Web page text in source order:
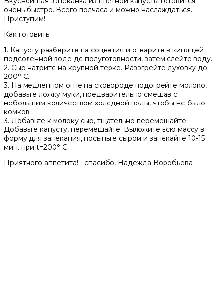
очень быстро. Всего полчаса и можно наслаждаться.
Приступим!
Как готовить:
1. Капусту разберите на соцветия и отварите в кипящей
подсоленной воде до полуготовности, затем слейте воду.
2. Сыр натрите на крупной терке. Разогрейте духовку до
200° С.
3. На медленном огне на сковороде подогрейте молоко,
добавьте ложку муки, предварительно смешав с
небольшим количеством холодной воды, чтобы не было
комков.
3. Добавьте к молоку сыр, тщательно перемешайте.
Добавьте капусту, перемешайте. Выложите всю массу в
форму для запекания, посыпьте сыром и запекайте 10-15
мин. при t=200° С.
Приятного аппетита! - спасибо, Надежда Воробьева!